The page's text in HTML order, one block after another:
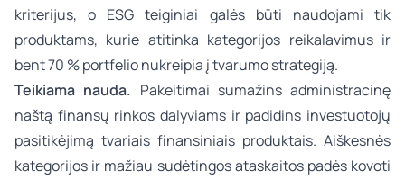
kriterijus, o ESG teiginiai galės būti naudojami tik
produktams, kurie atitinka kategorijos reikalavimus ir
bent 70 % portfelio nukreipia į tvarumo strategiją.
Teikiama nauda. Pakeitimai sumažins administracinę
naštą finansų rinkos dalyviams ir padidins investuotojų
pasitikėjimą tvariais finansiniais produktais. Aiškesnės
kategorijos ir mažiau sudėtingos ataskaitos padės kovoti